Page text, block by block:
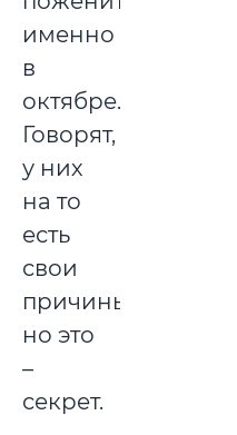
именно
в
октябре.
Говорят,
у них
на то
есть
свои
причины,
но это
–
секрет.